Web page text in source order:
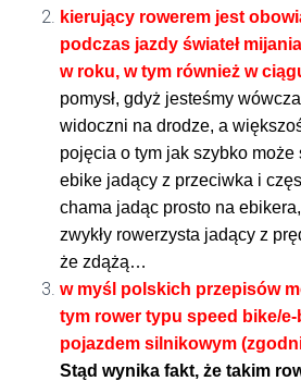
kierujący rowerem jest
podczas jazdy świateł
w roku, w tym również w
pomysł, gdyż jesteśmy
widoczni na drodze, a
pojęcia o tym jak szybko
ebike jadący z przeciwka i
chama jadąc prosto na
zwykły rowerzysta jadący z
że zdążą…
w myśl polskich przepisów
tym rower typu speed bike/
pojazdem silnikowym
Stąd wynika fakt, że takim